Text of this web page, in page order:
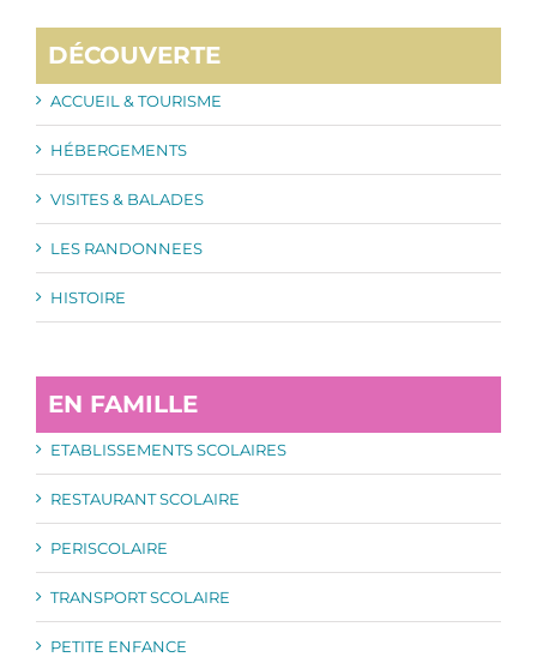
DÉCOUVERTE
ACCUEIL & TOURISME
HÉBERGEMENTS
VISITES & BALADES
LES RANDONNEES
HISTOIRE
EN FAMILLE
ETABLISSEMENTS SCOLAIRES
RESTAURANT SCOLAIRE
PERISCOLAIRE
TRANSPORT SCOLAIRE
PETITE ENFANCE